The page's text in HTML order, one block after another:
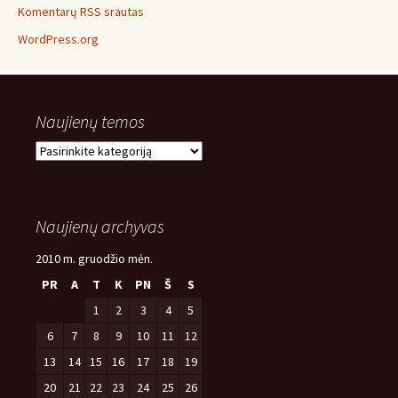
Komentarų RSS srautas
WordPress.org
Naujienų temos
Naujienų
Naujienų archyvas
2010 m. gruodžio mėn.
PR
A T K PN Š
S
1
2 3 4
5
6
7 8 9 10 11
12
13
14 15 16 17 18
19
20
21 22 23 24 25 26